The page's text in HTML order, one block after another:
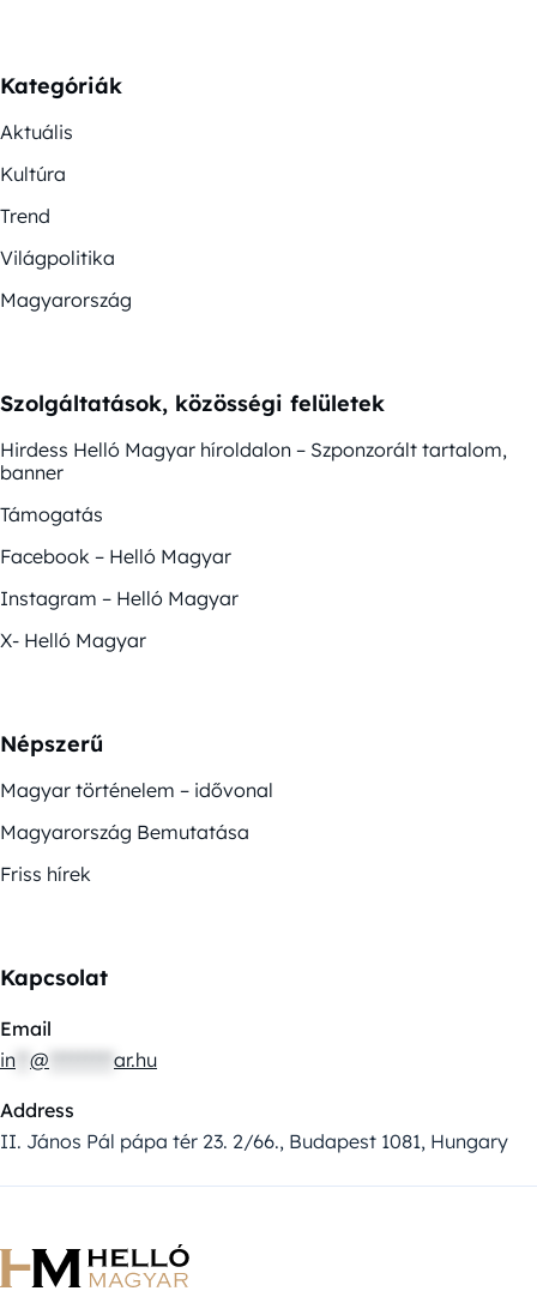
Kategóriák
Aktuális
Kultúra
Trend
Világpolitika
Magyarország
Szolgáltatások, közösségi felületek
Hirdess Helló Magyar híroldalon – Szponzorált tartalom,
banner
Támogatás
Facebook – Helló Magyar
Instagram – Helló Magyar
X- Helló Magyar
Népszerű
Magyar történelem – idővonal
Magyarország Bemutatása
Friss hírek
Kapcsolat
Email
in @ ar.hu
Address
II. János Pál pápa tér 23. 2/66., Budapest 1081, Hungary